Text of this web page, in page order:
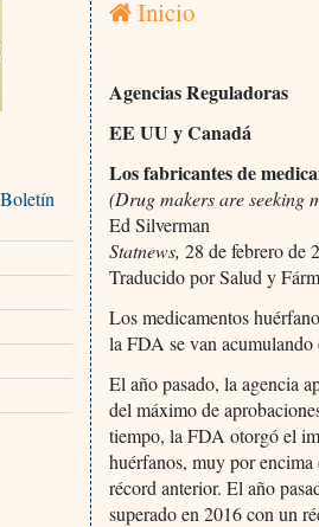
Inicio
Agencias Reguladoras
EE UU y Canadá
Los fabricantes de
(Drug makers are seeking
Ed Silverman
Statnews, 28 de febrero de
Traducido por Salud y
Los medicamentos
la FDA se van acumulando
El año pasado, la agencia
del máximo de
tiempo, la FDA otorgó el
huérfanos, muy por encima
récord anterior. El año
superado en 2016 con un